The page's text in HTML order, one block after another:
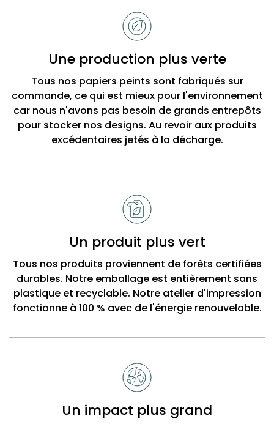
BobbiUne production plus verte
Tous nos papiers peints sont fabriqués sur
commande, ce qui est mieux pour l'environnement
car nous n'avons pas besoin de grands entrepôts
pour stocker nos designs. Au revoir aux produits
excédentaires jetés à la décharge.
Un produit plus vert
Tous nos produits proviennent de forêts certifiées
durables. Notre emballage est entièrement sans
plastique et recyclable. Notre atelier d'impression
fonctionne à 100 % avec de l'énergie renouvelable.
Un impact plus grand